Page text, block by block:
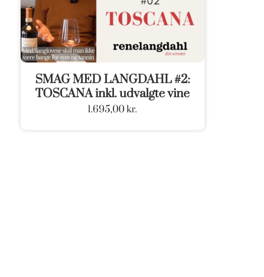
SMAG MED LANGDAHL #2:
TOSCANA inkl. udvalgte vine
1.695,00kr.